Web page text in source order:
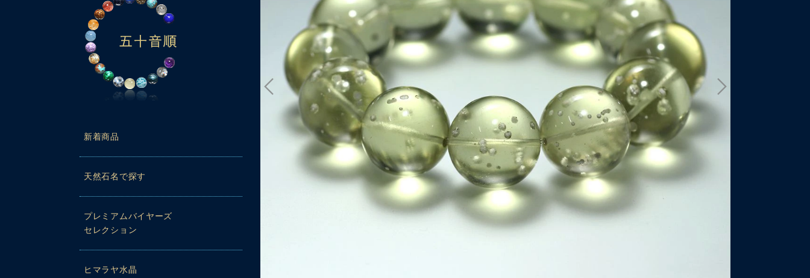
新着商品
天然石名で探す
プレミアムバイヤーズ
セレクション
ヒマラヤ水晶
再生時に画質が低い場合は、設定（⚙）から「1080p HD」